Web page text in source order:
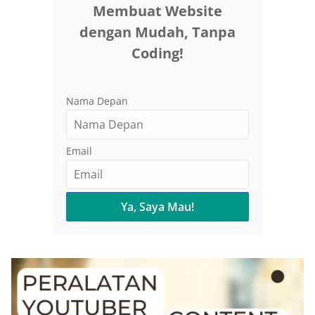
Membuat Website
dengan Mudah, Tanpa
Coding!
Nama Depan
Email